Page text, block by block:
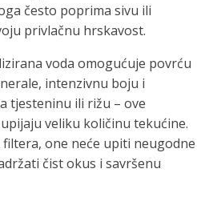
često poprima sivu ili
privlačnu hrskavost.
voda omogućuje povrću
intenzivnu boju i
tjesteninu ili rižu – ove
veliku količinu tekućine.
filtera, one neće upiti neugodne
čist okus i savršenu